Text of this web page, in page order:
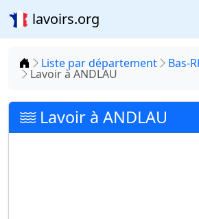
lavoirs.org
Accueil
Liste par département Bas-
Lavoir à ANDLAU
Lavoir à ANDLAU